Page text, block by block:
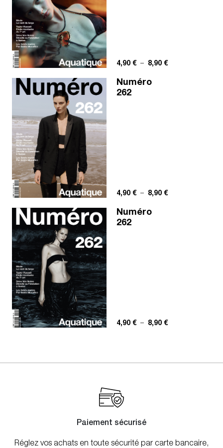
4,90 € – 8,90 €Plage de prix :
Numéro
262
4,90 € – 8,90 €Plage de prix :
Numéro
262
4,90 € – 8,90 €Plage de prix :
Paiement sécurisé
Réglez vos achats en toute sécurité par carte bancaire,